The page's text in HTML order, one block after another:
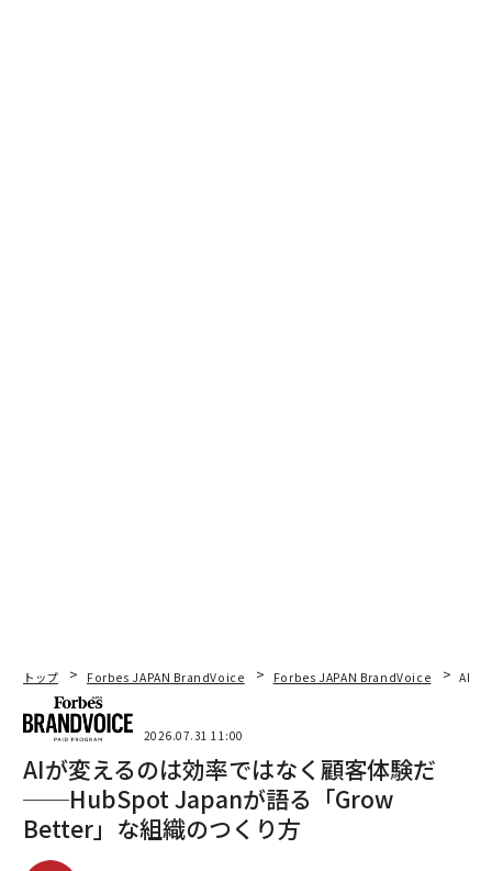
トップ Forbes JAPAN BrandVoice Forbes JAPAN BrandVoice AIが
2026.07.31 11:00
AIが変えるのは効率ではなく顧客体験だ
──HubSpot Japanが語る「Grow
Better」な組織のつくり方